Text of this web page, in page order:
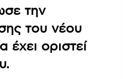
την
του νέου
έχει οριστεί